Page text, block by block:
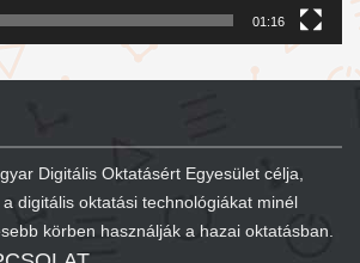
01:16
Digitális Oktatásért Egyesület célja,
a digitális oktatási technológiákat minél
körben használják a hazai oktatásban.